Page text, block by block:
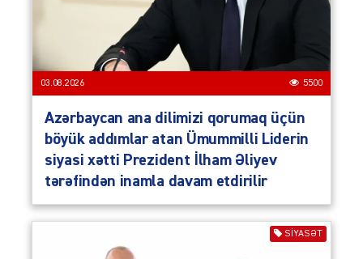
03.08.2026 5500
Azərbaycan ana dilimizi qorumaq üçün
böyük addımlar atan Ümummilli Liderin
siyasi xətti Prezident İlham Əliyev
tərəfindən inamla davam etdirilir
SIYASƏT